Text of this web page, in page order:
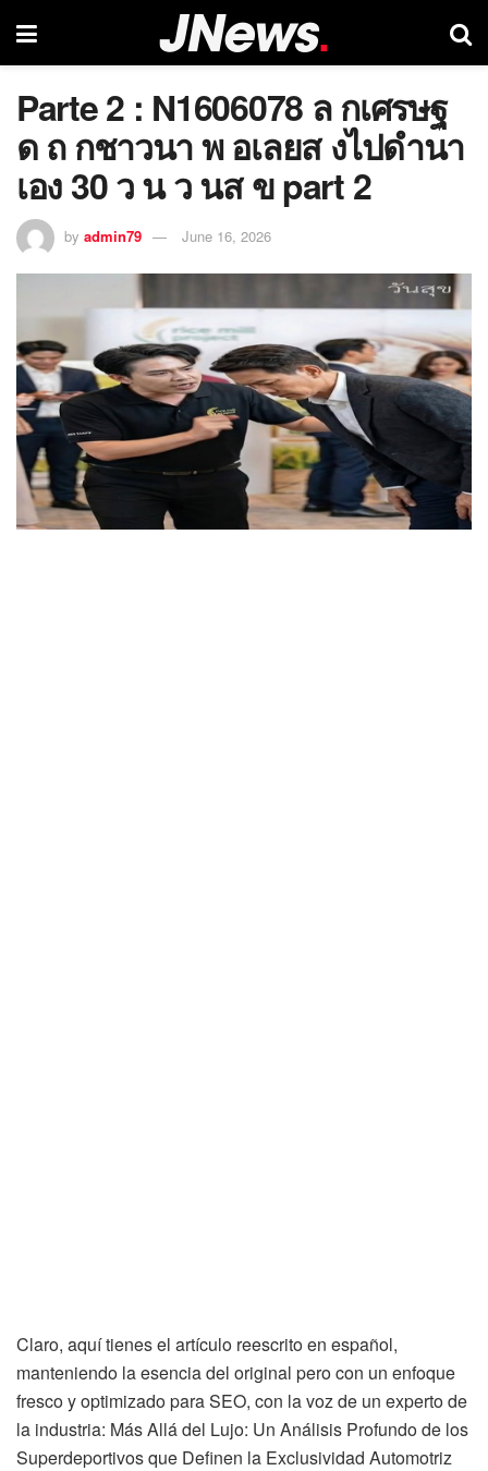
Parte 2 : N1606078 ล กเศรษฐ
ด ถ กชาวนา พ อเลยส งไปดำนา
เอง 30 ว น ว นส ข part 2
by admin79 June 16, 2026
Claro, aquí tienes el artículo reescrito en español,
manteniendo la esencia del original pero con un enfoque
fresco y optimizado para SEO, con la voz de un experto de
la industria: Más Allá del Lujo: Un Análisis Profundo de los
Superdeportivos que Definen la Exclusividad Automotriz